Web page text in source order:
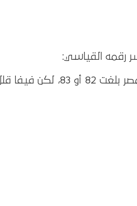
“أعتقد أن أهدافي مع منتخب مصر